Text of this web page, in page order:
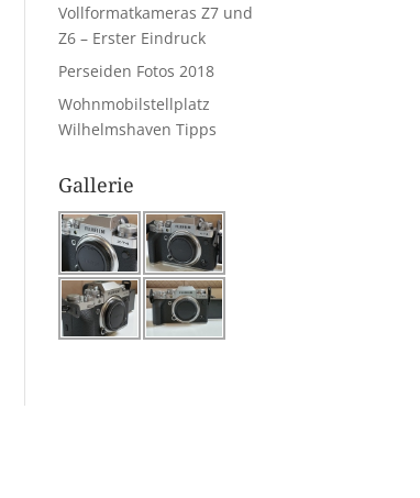
Vollformatkameras Z7 und
Z6 – Erster Eindruck
Perseiden Fotos 2018
Wohnmobilstellplatz
Wilhelmshaven Tipps
Gallerie